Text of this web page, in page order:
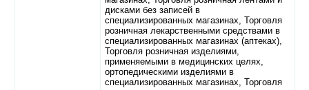
дисками без записей в
специализированных магазинах, Торговля
розничная лекарственными средствами в
специализированных магазинах (аптеках),
Торговля розничная изделиями,
применяемыми в медицинских целях,
ортопедическими изделиями в
специализированных магазинах, Торговля